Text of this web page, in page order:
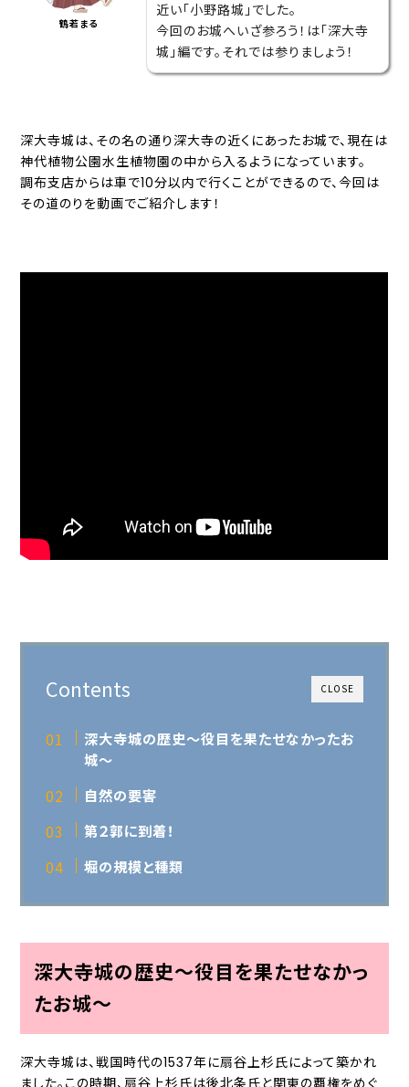
鶴若まる
近い「小野路城」でした。
今回のお城へいざ参ろう！は「深大寺
城」編です。それでは参りましょう！
深大寺城は、その名の通り深大寺の近くにあったお城で、現在は
神代植物公園水生植物園の中から入るようになっています。
調布支店からは車で10分以内で行くことができるので、今回は
その道のりを動画でご紹介します！
CLOSE
Contents
深大寺城の歴史～役目を果たせなかったお
城～
自然の要害
第２郭に到着！
堀の規模と種類
深大寺城の歴史～役目を果たせなかっ
たお城～
深大寺城は、戦国時代の1537年に扇谷上杉氏によって築かれ